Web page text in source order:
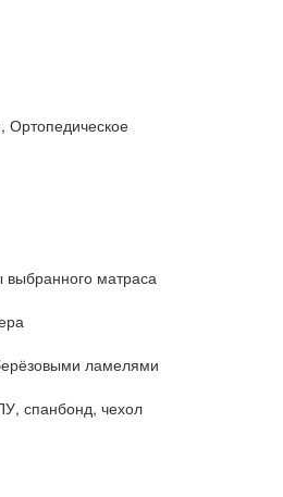
Ортопедическое
выбранного матраса
ламелями
спанбонд, чехол